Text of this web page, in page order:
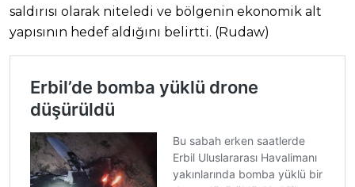
saldırısı olarak niteledi ve bölgenin ekonomik alt
yapısının hedef aldığını belirtti. (Rudaw)